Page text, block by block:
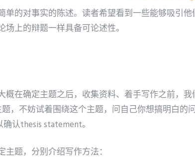
单的对事实的陈述。读者希望看到一些能够吸引
上的辩题一样具备可论述性。
概在确定主题之后，收集资料、着手写作之前，
，不妨试着围绕这个主题，问自己你想搞明白的
认thesis statement。
题，分别介绍写作方法：